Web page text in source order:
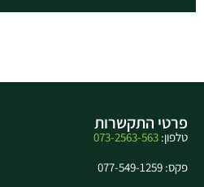
פרטי התקשרות
טלפון: 073-2563-563
פקס: 077-549-1259